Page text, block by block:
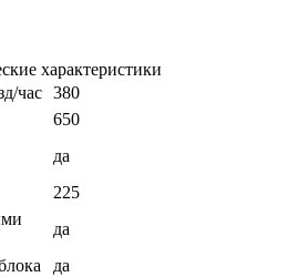
характеристики
час 380
650
да
225
да
да